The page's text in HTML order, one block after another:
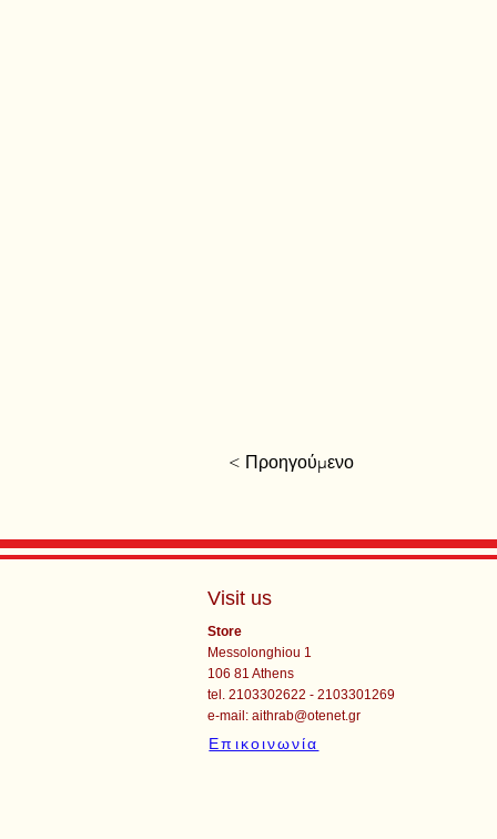
< Προηγούμενο
Visit us
Store
Messolonghiou 1
106 81 Athens
tel. 2103302622 - 2103301269
e-mail:aithrab@otenet.gr
Επικοινωνία